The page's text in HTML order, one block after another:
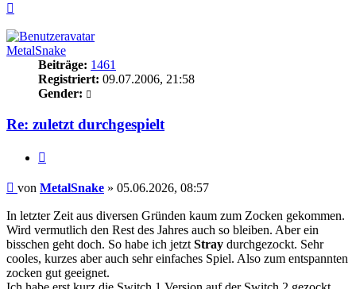
MetalSnake
Beiträge: 1461
Registriert: 09.07.2006, 21:58
Gender:
Re: zuletzt durchgespielt
Beitrag
von MetalSnake » 05.06.2026, 08:57
In letzter Zeit aus diversen Gründen kaum zum Zocken gekommen.
Wird vermutlich den Rest des Jahres auch so bleiben. Aber ein
bisschen geht doch. So habe ich jetzt Stray durchgezockt. Sehr
cooles, kurzes aber auch sehr einfaches Spiel. Also zum entspannten
zocken gut geeignet.